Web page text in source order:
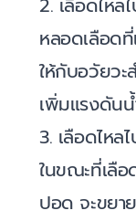
2. เลือดไห
หลอดเลือด
ให้กับอวัยวะ
เพิ่มแรงดัน
3. เลือดไห
ในขณะที่เลื
ปอด จะขยา